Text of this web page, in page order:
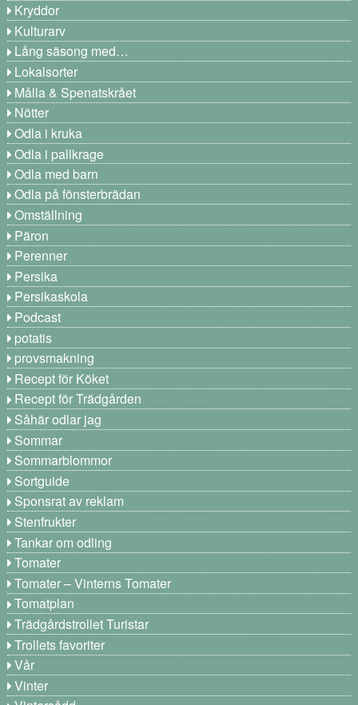
Kryddor
Kulturarv
Lång säsong med…
Lokalsorter
Målla & Spenatskrået
Nötter
Odla i kruka
Odla i pallkrage
Odla med barn
Odla på fönsterbrädan
Omställning
Päron
Perenner
Persika
Persikaskola
Podcast
potatis
provsmakning
Recept för Köket
Recept för Trädgården
Såhär odlar jag
Sommar
Sommarblommor
Sortguide
Sponsrat av reklam
Stenfrukter
Tankar om odling
Tomater
Tomater – Vinterns Tomater
Tomatplan
Trädgårdstrollet Turistar
Trollets favoriter
Vår
Vinter